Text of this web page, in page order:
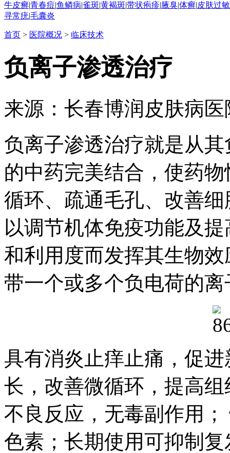
牛皮癣|青春痘|鱼鳞病|雀斑|黄褐斑|带状疱疹|腋臭|体癣|皮肤过敏
寻常疣|毛囊炎
首页 > 医院概况 > 临床技术
负离子渗透治疗
来源：长春博润皮肤病医
负离子渗透治疗就是从
的中药完美结合，使药
循环、疏通毛孔、改善
以调节机体免疫功能及
和利用度而发挥其生物
带一个或多个负电荷的
具有消炎止痒止痛，促
长，改善微循环，提高
不良反应，无毒副作用
色素；长期使用可抑制复